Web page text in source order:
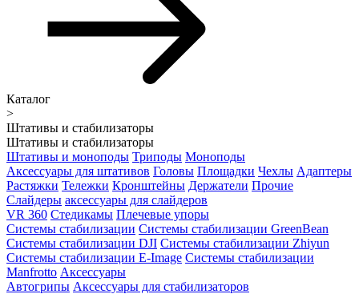
Каталог
>
Штативы и стабилизаторы
Штативы и стабилизаторы
Штативы и моноподы Триподы Моноподы
Аксессуары для штативов Головы Площадки Чехлы Адаптеры
Растяжки Тележки Кронштейны Держатели Прочие
Слайдеры аксессуары для слайдеров
VR 360 Стедикамы Плечевые упоры
Системы стабилизации Системы стабилизации GreenBean
Системы стабилизации DJI Системы стабилизации Zhiyun
Системы стабилизации E-Image Системы стабилизации
Manfrotto Аксессуары
Автогрипы Аксессуары для стабилизаторов